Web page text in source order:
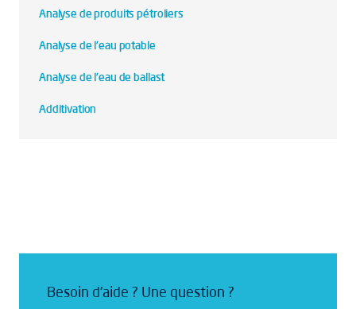
Analyse de produits pétroliers
Analyse de l'eau potable
Analyse de l'eau de ballast
Additivation
Besoin d'aide ? Une question ?